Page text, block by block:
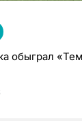
обыграл